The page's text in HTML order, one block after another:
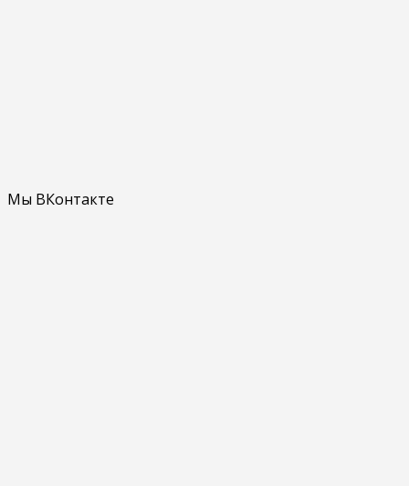
Мы ВКонтакте